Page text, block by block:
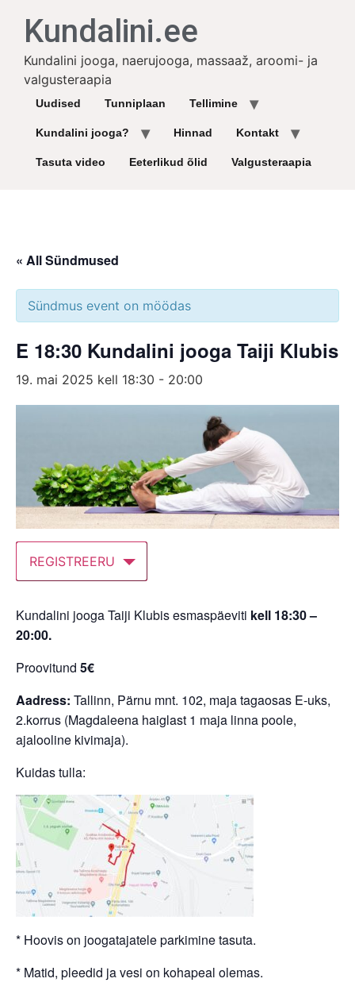
Kundalini.ee
Kundalini jooga, naerujooga, massaaž, aroomi- ja
valgusteraapia
Uudised Tunniplaan Tellimine
Kundalini jooga? Hinnad Kontakt
Tasuta video Eeterlikud õlid Valgusteraapia
« All Sündmused
Sündmus event on möödas
E 18:30 Kundalini jooga Taiji Klubis
19. mai 2025 kell 18:30 - 20:00
REGISTREERU
Kundalini jooga Taiji Klubis esmaspäeviti kell 18:30 –
20:00.
Proovitund 5€
Aadress: Tallinn, Pärnu mnt. 102, maja tagaosas E-uks,
2.korrus (Magdaleena haiglast 1 maja linna poole,
ajalooline kivimaja).
Kuidas tulla:
* Hoovis on joogatajatele parkimine tasuta.
* Matid, pleedid ja vesi on kohapeal olemas.